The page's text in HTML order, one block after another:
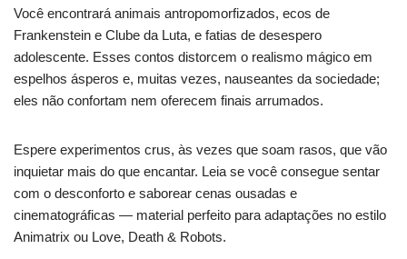
Você encontrará animais antropomorfizados, ecos de
Frankenstein e Clube da Luta, e fatias de desespero
adolescente. Esses contos distorcem o realismo mágico em
espelhos ásperos e, muitas vezes, nauseantes da sociedade;
eles não confortam nem oferecem finais arrumados.
Espere experimentos crus, às vezes que soam rasos, que vão
inquietar mais do que encantar. Leia se você consegue sentar
com o desconforto e saborear cenas ousadas e
cinematográficas — material perfeito para adaptações no estilo
Animatrix ou Love, Death & Robots.